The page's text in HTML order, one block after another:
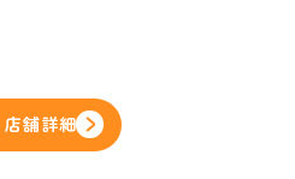
店舗詳細